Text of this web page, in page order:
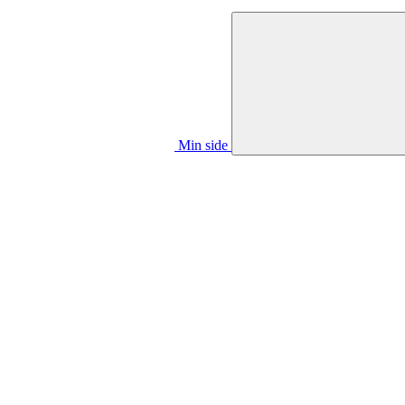
Min side